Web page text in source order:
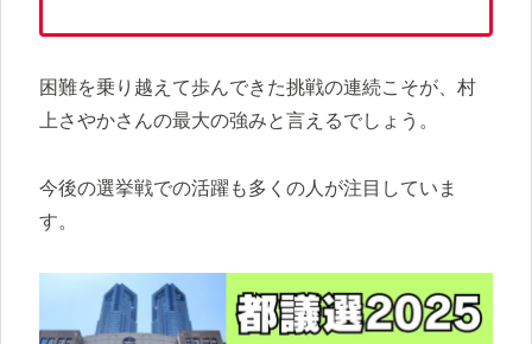
困難を乗り越えて歩んできた挑戦の連続こそが、村
上さやかさんの最大の強みと言えるでしょう。
今後の選挙戦での活躍も多くの人が注目していま
す。